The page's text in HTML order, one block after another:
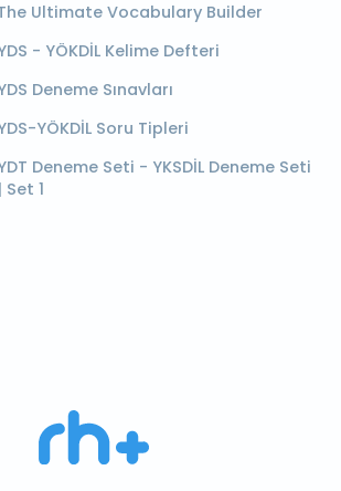
Ultimate Vocabulary Builder
- YÖKDİL Kelime Defteri
Deneme Sınavları
YÖKDİL Soru Tipleri
Deneme Seti - YKSDİL Deneme Seti
| Set 1